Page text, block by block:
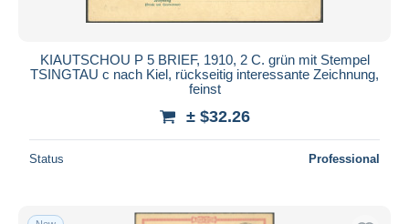
KIAUTSCHOU P 5 BRIEF, 1910, 2 C. grün mit Stempel
TSINGTAU c nach Kiel, rückseitig interessante Zeichnung,
feinst
± $32.26
Status Professional